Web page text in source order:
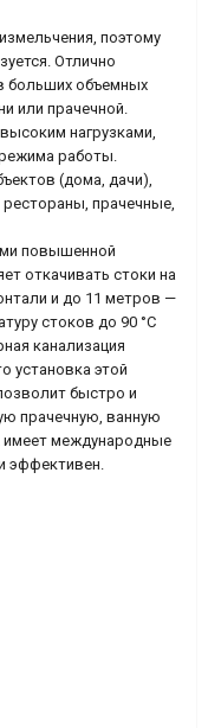
поэтому
Отлично
больших объемных
или прачечной.
нагрузками,
работы.
(дома, дачи),
прачечные,
повышенной
откачивать стоки на
и до 11 метров —
стоков до 90 °С
канализация
установка этой
быстро и
прачечную, ванную
имеет международные
эффективен.